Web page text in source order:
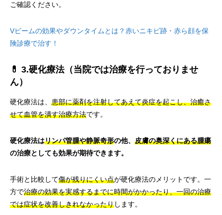
ご確認ください。
Vビームの効果やダウンタイムとは？赤いニキビ跡・赤ら顔を保
険診療で治す！
💊 3.硬化療法（当院では治療を行っておりませ
ん）
硬化療法は、 患部に薬剤を注射してあえて炎症を起こし、治癒さ
せて血管を潰す治療方法です。
硬化療法はリンパ管腫や静脈奇形の他、 皮膚の奥深くにある腫瘍
の治療としても効果が期待できます。
手術と比較して傷が残りにくい点が硬化療法のメリットです。一
方で治療の効果を実感するまでに時間がかかったり、一回の治療
では症状を改善しきれなかったりします。